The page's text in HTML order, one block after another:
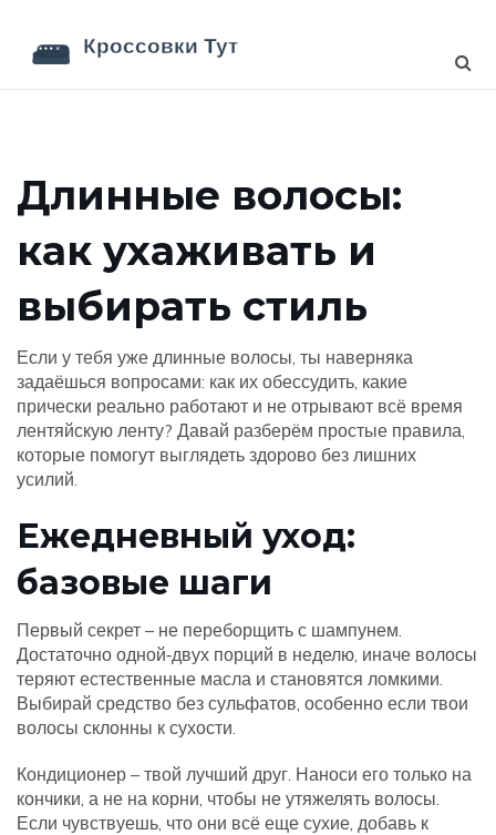
Длинные волосы:
как ухаживать и
выбирать стиль
Если у тебя уже длинные волосы, ты наверняка
задаёшься вопросами: как их обессудить, какие
прически реально работают и не отрывают всё время
лентяйскую ленту? Давай разберём простые правила,
которые помогут выглядеть здорово без лишних
усилий.
Ежедневный уход:
базовые шаги
Первый секрет – не переборщить с шампунем.
Достаточно одной‑двух порций в неделю, иначе волосы
теряют естественные масла и становятся ломкими.
Выбирай средство без сульфатов, особенно если твои
волосы склонны к сухости.
Кондиционер – твой лучший друг. Наноси его только на
кончики, а не на корни, чтобы не утяжелять волосы.
Если чувствуешь, что они всё еще сухие, добавь к